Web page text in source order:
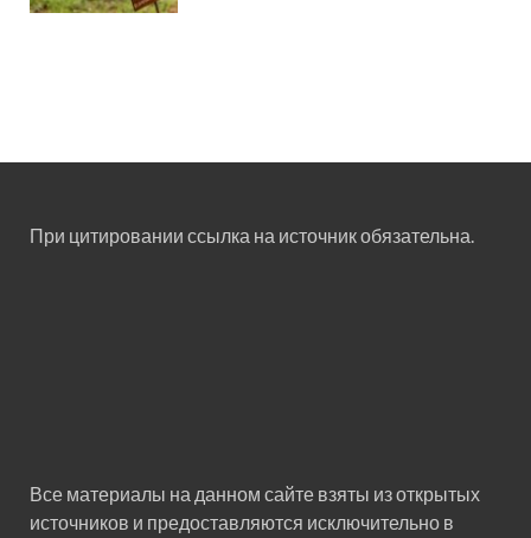
При цитировании ссылка на источник обязательна.
Все материалы на данном сайте взяты из открытых
источников и предоставляются исключительно в